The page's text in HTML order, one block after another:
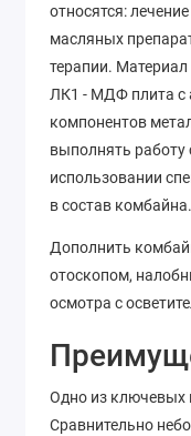
относятся:
масляных
терапии. Материал
ЛК1 - МДФ плита с
компонентов
выполнять работу
использовании
в состав комбайна.
Дополнить
отоскопом,
осмотра с
Одно из ключевых
Сравнительно